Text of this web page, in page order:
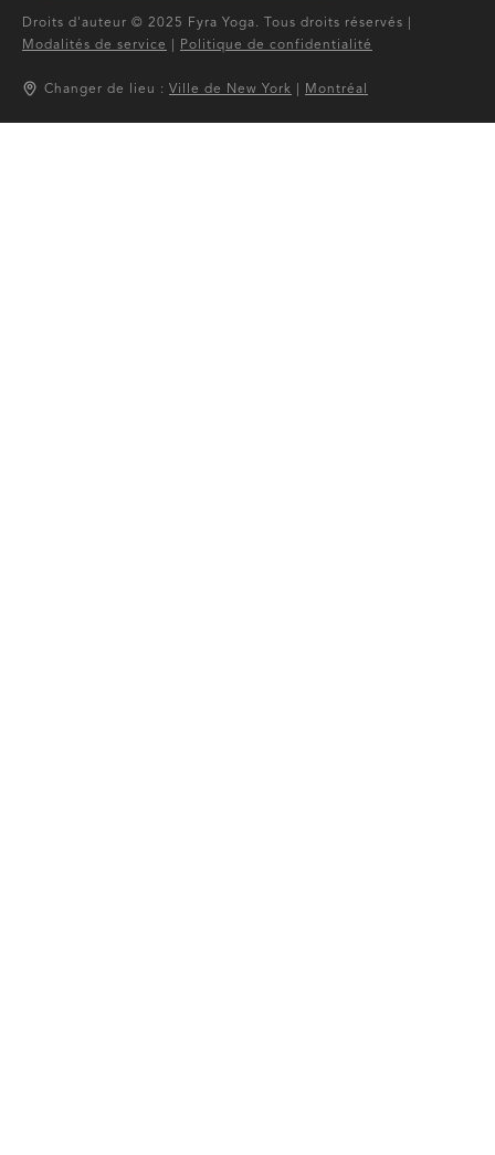
Droits d'auteur © 2025 Fyra Yoga. Tous droits réservés |
Modalités de service
Politique de confidentialité
Changer de lieu : Ville de New York Montréal